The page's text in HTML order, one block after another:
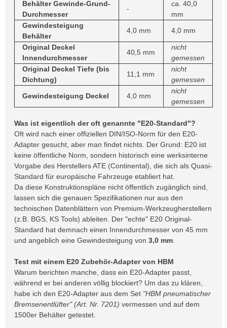
Behälter Gewinde-Grund-
Durchmesser
-
ca. 40,0
mm
Gewindesteigung
Behälter
4,0 mm 4,0 mm
Original Deckel
Innendurchmesser
40,5 mm
nicht
gemessen
Original Deckel Tiefe (bis
Dichtung)
11,1 mm
nicht
gemessen
Gewindesteigung Deckel
4,0 mm
nicht
gemessen
Was ist eigentlich der oft genannte "E20-Standard"?
Oft wird nach einer offiziellen DIN/ISO-Norm für den E20-
Adapter gesucht, aber man findet nichts. Der Grund: E20 ist
keine öffentliche Norm, sondern historisch eine werksinterne
Vorgabe des Herstellers ATE (Continental), die sich als Quasi-
Standard für europäische Fahrzeuge etabliert hat.
Da diese Konstruktionspläne nicht öffentlich zugänglich sind,
lassen sich die genauen Spezifikationen nur aus den
technischen Datenblättern von Premium-Werkzeugherstellern
(z.B. BGS, KS Tools) ableiten. Der "echte" E20 Original-
Standard hat demnach einen Innendurchmesser von 45 mm
und angeblich eine Gewindesteigung von 3,0 mm
Test mit einem E20 Zubehör-Adapter von HBM
Warum berichten manche, dass ein E20-Adapter passt,
während er bei anderen völlig blockiert? Um das zu klären,
habe ich den E20-Adapter aus dem Set "HBM pneumatischer
Bremsenentlüfter" (Art. Nr. 7201) vermessen und auf dem
1500er Behälter getestet.